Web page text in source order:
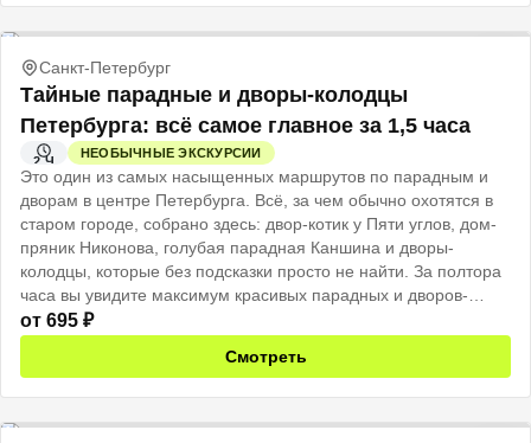
Санкт-Петербург
Тайные парадные и дворы-колодцы
Петербурга: всё самое главное за 1,5 часа
2 Ч
НЕОБЫЧНЫЕ ЭКСКУРСИИ
Это один из самых насыщенных маршрутов по парадным и
дворам в центре Петербурга. Всё, за чем обычно охотятся в
старом городе, собрано здесь: двор-котик у Пяти углов, дом-
пряник Никонова, голубая парадная Каншина и дворы-
колодцы, которые без подсказки просто не найти. За полтора
часа вы увидите максимум красивых парадных и дворов-
колодцев, а в конце получите список секретных адресов,
которых нет ни в одном путеводителе.
от 695 ₽
Смотреть